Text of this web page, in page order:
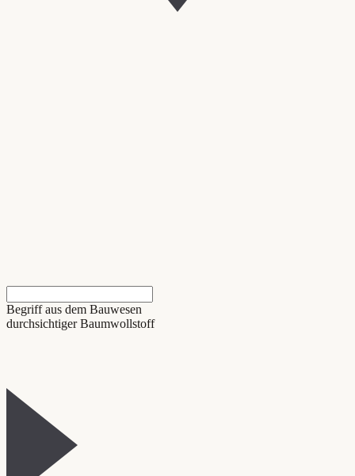
Begriff aus dem Bauwesen
durchsichtiger Baumwollstoff